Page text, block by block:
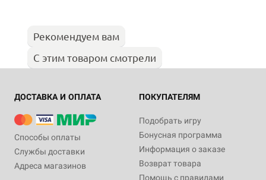
Рекомендуем вам
С этим товаром смотрели
ДОСТАВКА И ОПЛАТА
Способы оплаты
Службы доставки
Адреса магазинов
ПОКУПАТЕЛЯМ
Подобрать игру
Бонусная программа
Информация о заказе
Возврат товара
Помощь с правилами